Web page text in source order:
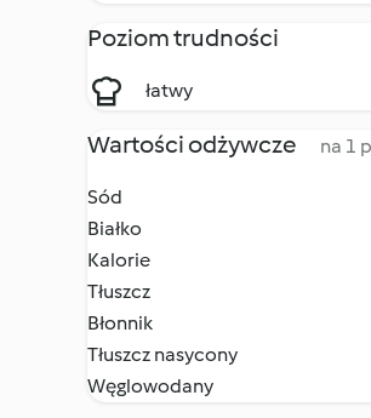
Poziom trudności
łatwy
Wartości odżywcze na 1
Sód
Białko
Kalorie
Tłuszcz
Błonnik
Tłuszcz nasycony
Węglowodany